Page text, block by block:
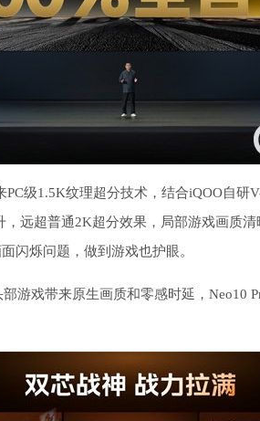
级1.5K纹理超分技术，结合iQOO自研
远超普通2K超分效果，局部游戏画质
闪烁问题，做到游戏也护眼。
游戏带来原生画质和零感时延，Neo10